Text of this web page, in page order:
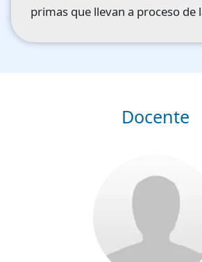
primas que llevan a proceso de
Docente